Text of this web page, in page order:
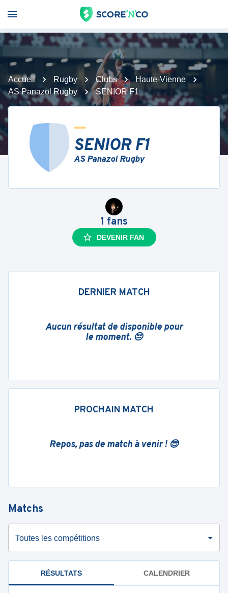
Accueil Rugby Clubs
Haute-Vienne
AS Panazol Rugby
SENIOR F1
SENIOR F1
AS Panazol Rugby
1 fans
DEVENIR FAN
DERNIER MATCH
Aucun résultat de disponible pour
le moment. 😔
PROCHAIN MATCH
Repos, pas de match à venir ! 😎
Matchs
Toutes les compétitions
RÉSULTATS CALENDRIER